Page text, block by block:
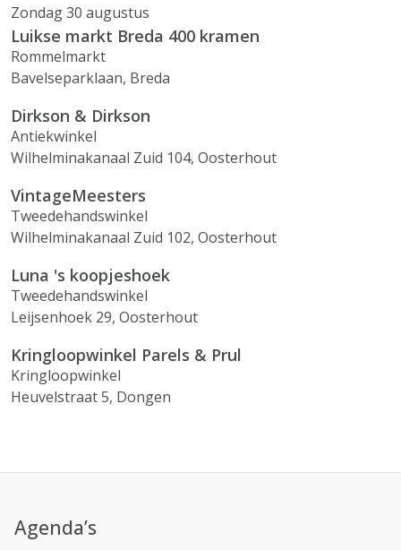
Zondag 30 augustus
Luikse markt Breda 400 kramen
Rommelmarkt
Bavelseparklaan, Breda
Dirkson & Dirkson
Antiekwinkel
Wilhelminakanaal Zuid 104, Oosterhout
VintageMeesters
Tweedehandswinkel
Wilhelminakanaal Zuid 102, Oosterhout
Luna 's koopjeshoek
Tweedehandswinkel
Leijsenhoek 29, Oosterhout
Kringloopwinkel Parels & Prul
Kringloopwinkel
Heuvelstraat 5, Dongen
Agenda’s